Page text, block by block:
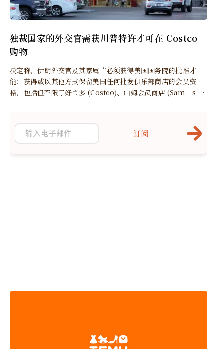
独裁国家的外交官需获川普特许才可在 Costco
购物
决定称，伊朗外交官及其家属“必须获得美国国务院的批准才
能：获得或以其他方式保留美国任何批发俱乐部商店的会员资
格，包括但不限于好市多 (Costco)、山姆会员商店 (Sam’s Cl
订阅